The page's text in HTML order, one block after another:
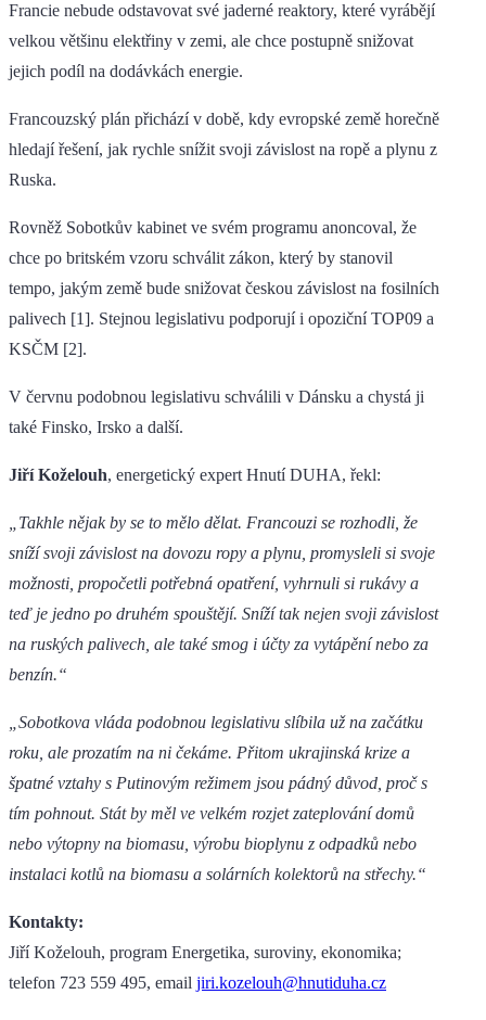
Francie nebude odstavovat své jaderné reaktory, které vyrábějí
velkou většinu elektřiny v zemi, ale chce postupně snižovat
jejich podíl na dodávkách energie.
Francouzský plán přichází v době, kdy evropské země horečně
hledají řešení, jak rychle snížit svoji závislost na ropě a plynu z
Ruska.
Rovněž Sobotkův kabinet ve svém programu anoncoval, že
chce po britském vzoru schválit zákon, který by stanovil
tempo, jakým země bude snižovat českou závislost na fosilních
palivech [1]. Stejnou legislativu podporují i opoziční TOP09 a
KSČM [2].
V červnu podobnou legislativu schválili v Dánsku a chystá ji
také Finsko, Irsko a další.
Jiří Koželouh, energetický expert Hnutí DUHA, řekl:
„Takhle nějak by se to mělo dělat. Francouzi se rozhodli, že
sníží svoji závislost na dovozu ropy a plynu, promysleli si svoje
možnosti, propočetli potřebná opatření, vyhrnuli si rukávy a
teď je jedno po druhém spouštějí. Sníží tak nejen svoji závislost
na ruských palivech, ale také smog i účty za vytápění nebo za
benzín.“
„Sobotkova vláda podobnou legislativu slíbila už na začátku
roku, ale prozatím na ni čekáme. Přitom ukrajinská krize a
špatné vztahy s Putinovým režimem jsou pádný důvod, proč s
tím pohnout. Stát by měl ve velkém rozjet zateplování domů
nebo výtopny na biomasu, výrobu bioplynu z odpadků nebo
instalaci kotlů na biomasu a solárních kolektorů na střechy.“
Kontakty:
Jiří Koželouh, program Energetika, suroviny, ekonomika;
telefon 723 559 495, email jiri.kozelouh@hnutiduha.cz